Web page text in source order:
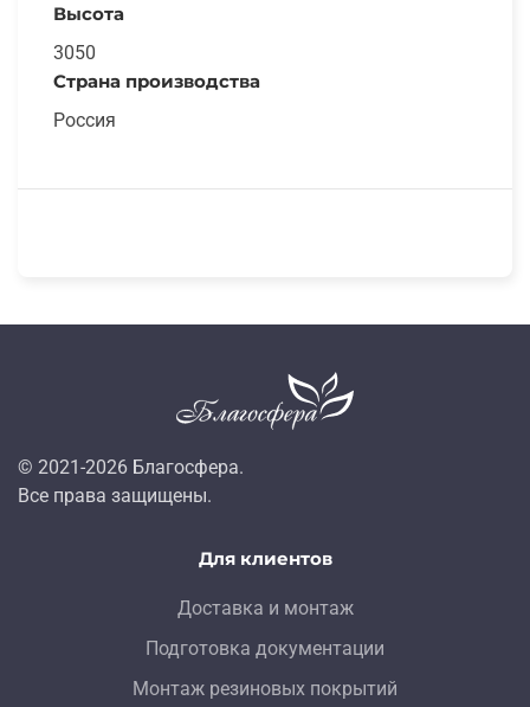
Высота
3050
Страна производства
Россия
© 2021-2026 Благосфера.
Все права защищены.
Для клиентов
Доставка и монтаж
Подготовка документации
Монтаж резиновых покрытий